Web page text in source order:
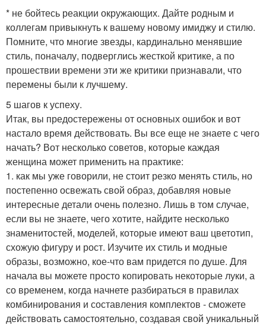
* не бойтесь реакции окружающих. Дайте родным и
коллегам привыкнуть к вашему новому имиджу и стилю.
Помните, что многие звезды, кардинально менявшие
стиль, поначалу, подверглись жесткой критике, а по
прошествии времени эти же критики признавали, что
перемены были к лучшему.
5 шагов к успеху.
Итак, вы предостережены от основных ошибок и вот
настало время действовать. Вы все еще не знаете с чего
начать? Вот несколько советов, которые каждая
женщина может применить на практике:
1. как мы уже говорили, не стоит резко менять стиль, но
постепенно освежать свой образ, добавляя новые
интересные детали очень полезно. Лишь в том случае,
если вы не знаете, чего хотите, найдите несколько
знаменитостей, моделей, которые имеют ваш цветотип,
схожую фигуру и рост. Изучите их стиль и модные
образы, возможно, кое-что вам придется по душе. Для
начала вы можете просто копировать некоторые луки, а
со временем, когда начнете разбираться в правилах
комбинирования и составления комплектов - сможете
действовать самостоятельно, создавая свой уникальный